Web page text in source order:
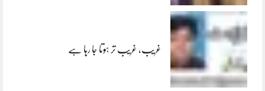
غریب، غریب تر ہوتا جا رہا ہے